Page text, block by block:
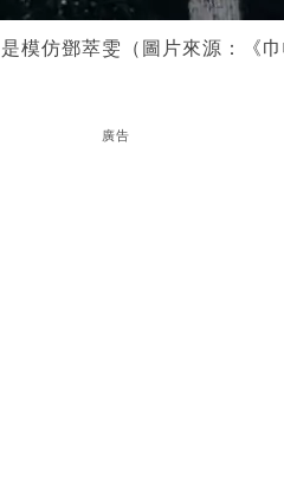
模仿鄧萃雯（圖片來源：《
廣告